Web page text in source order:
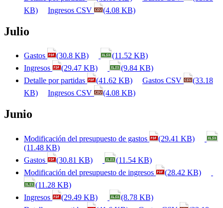
KB)
Ingresos CSV (4.08 KB)
Julio
Gastos (30.8 KB)
(11.52 KB)
Ingresos
(29.47 KB)
(9.84 KB)
Detalle por partidas
(41.62 KB) Gastos CSV
(33.18
KB)
Ingresos CSV (4.08 KB)
Junio
Modificación del presupuesto de gastos
(29.41 KB)
(11.48 KB)
Gastos
(30.81 KB)
(11.54 KB)
Modificación del presupuesto de ingresos
(28.42 KB)
(11.28 KB)
Ingresos
(29.49 KB)
(8.78 KB)